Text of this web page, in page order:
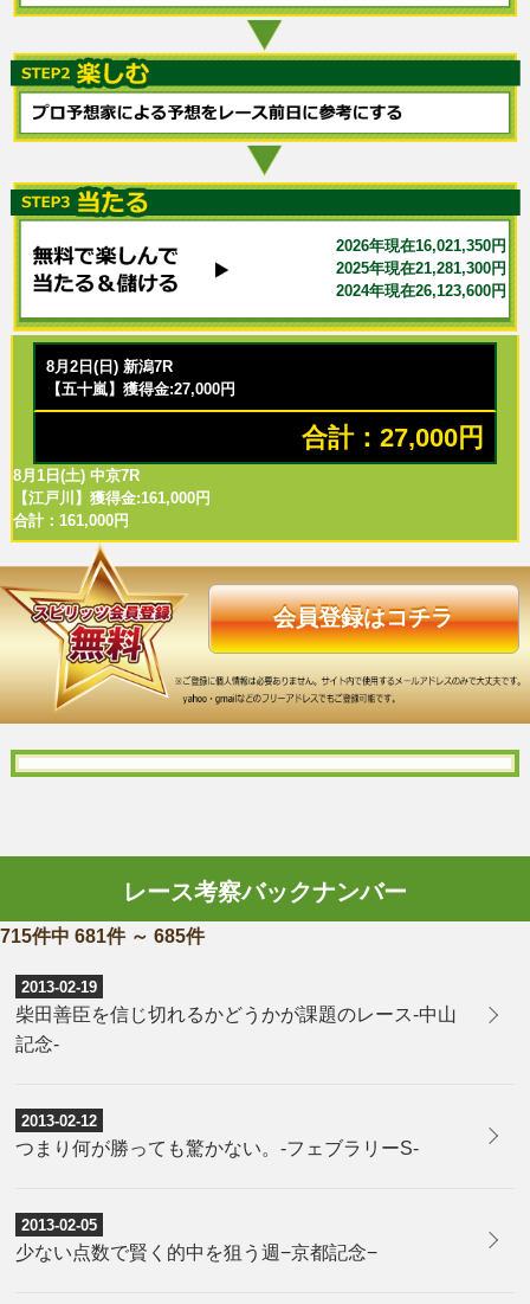
2026年現在16,021,350円
2025年現在21,281,300円
2024年現在26,123,600円
8月2日(日) 新潟7R
【五十嵐】獲得金:27,000円
合計：27,000円
8月1日(土) 中京7R
【江戸川】獲得金:161,000円
合計：161,000円
会員登録はコチラ
レース考察バックナンバー
715件中 681件 ～ 685件
2013-02-19
柴田善臣を信じ切れるかどうかが課題のレース-中山
記念-
2013-02-12
つまり何が勝っても驚かない。-フェブラリーS-
2013-02-05
少ない点数で賢く的中を狙う週−京都記念−